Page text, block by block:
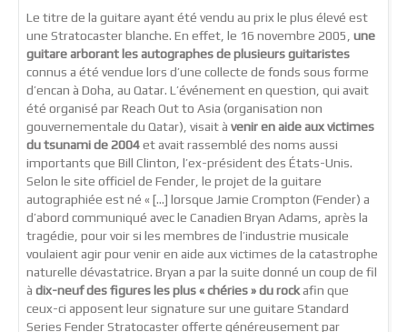
Le titre de la guitare ayant été vendu au prix le plus élevé est
une Stratocaster blanche. En effet, le 16 novembre 2005, une
guitare arborant les autographes de plusieurs guitaristes
connus a été vendue lors d’une collecte de fonds sous forme
d’encan à Doha, au Qatar. L’événement en question, qui avait
été organisé par Reach Out to Asia (organisation non
gouvernementale du Qatar), visait à venir en aide aux victimes
du tsunami de 2004et avait rassemblé des noms aussi
importants que Bill Clinton, l’ex-président des États-Unis.
Selon le site officiel de Fender, le projet de la guitare
autographiée est né « […] lorsque Jamie Crompton (Fender) a
d’abord communiqué avec le Canadien Bryan Adams, après la
tragédie, pour voir si les membres de l’industrie musicale
voulaient agir pour venir en aide aux victimes de la catastrophe
naturelle dévastatrice. Bryan a par la suite donné un coup de fil
à dix-neuf des figures les plus « chéries » du rockafin que
ceux-ci apposent leur signature sur une guitare Standard
Series Fender Stratocaster offerte généreusement par